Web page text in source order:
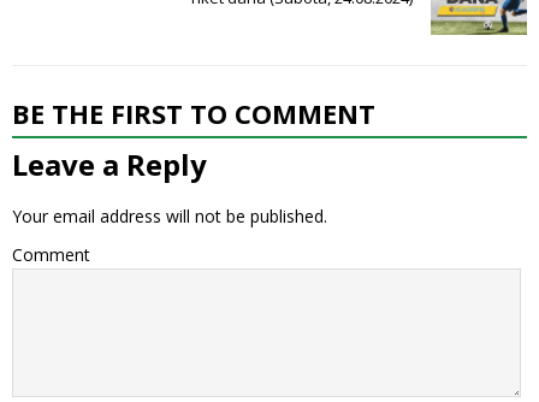
BE THE FIRST TO COMMENT
Leave a Reply
Your email address will not be published.
Comment